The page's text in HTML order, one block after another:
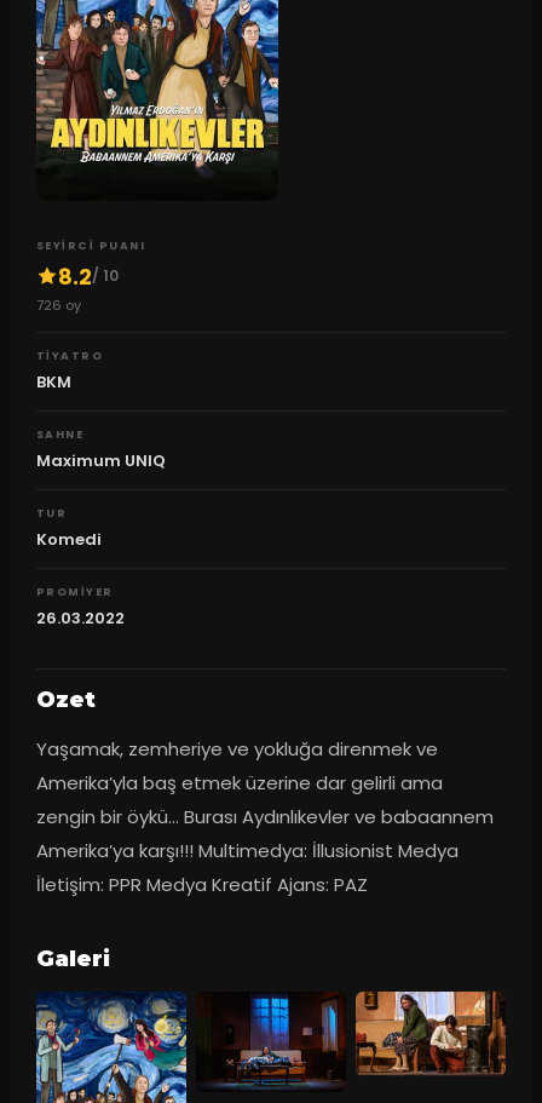
SEYIRCI PUANI
8.2/ 10
726 oy
TIYATRO
BKM
SAHNE
Maximum UNIQ
TUR
Komedi
PROMIYER
26.03.2022
Ozet
Yaşamak, zemheriye ve yokluğa direnmek ve
Amerika’yla baş etmek üzerine dar gelirli ama
zengin bir öykü… Burası Aydınlıkevler ve babaannem
Amerika’ya karşı!!! Multimedya: İllusionist Medya
İletişim: PPR Medya Kreatif Ajans: PAZ
Galeri